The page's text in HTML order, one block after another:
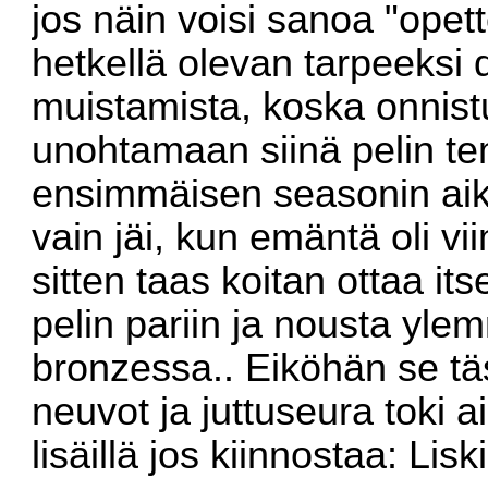
jos näin voisi sanoa
hetkellä olevan tarpeeksi
muistamista, koska
unohtamaan siinä pelin
ensimmäisen seasonin
vain jäi, kun emäntä oli
sitten taas koitan ottaa
pelin pariin ja nousta
bronzessa.. Eiköhän se
neuvot ja juttuseura toki
lisäillä jos kiinnostaa: